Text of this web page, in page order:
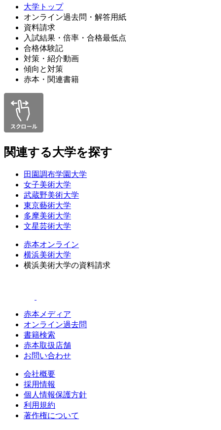
大学トップ
オンライン過去問・解答用紙
資料請求
入試結果・倍率・合格最低点
合格体験記
対策・紹介動画
傾向と対策
赤本・関連書籍
関連する大学を探す
田園調布学園大学
女子美術大学
武蔵野美術大学
東京藝術大学
多摩美術大学
文星芸術大学
赤本オンライン
横浜美術大学
横浜美術大学の資料請求
赤本メディア
オンライン過去問
書籍検索
赤本取扱店舗
お問い合わせ
会社概要
採用情報
個人情報保護方針
利用規約
著作権について